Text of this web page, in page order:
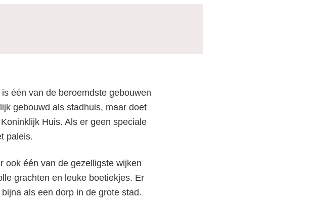
is één van de beroemdste gebouwen
gebouwd als stadhuis, maar doet
Huis. Als er geen speciale
paleis.
ook één van de gezelligste wijken
grachten en leuke boetiekjes. Er
als een dorp in de grote stad.